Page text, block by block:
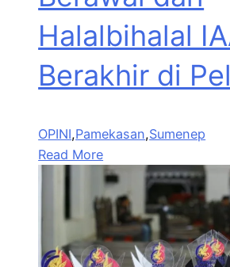
Halalbihalal
Berakhir di
OPINI,Pamekasan,Sumenep
Read More